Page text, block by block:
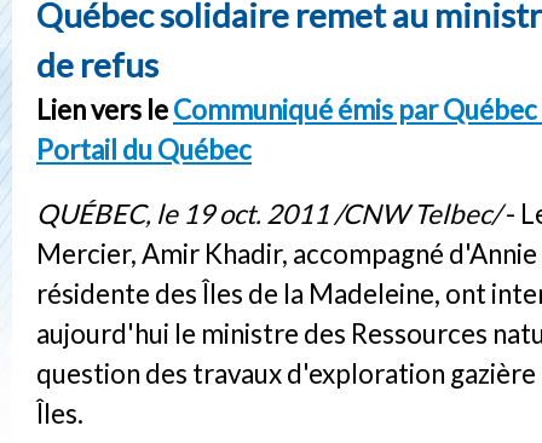
Québec solidaire remet au
de refus
Lien vers leCommuniqué émis par
Portail du Québec
QUÉBEC, le 19 oct. 2011 /CNW Telbec/-
Mercier, Amir Khadir, accompagné
résidente des Îles de la Madeleine, ont
aujourd'hui le ministre des Ressources
question des travaux d'exploration gazière
Îles.